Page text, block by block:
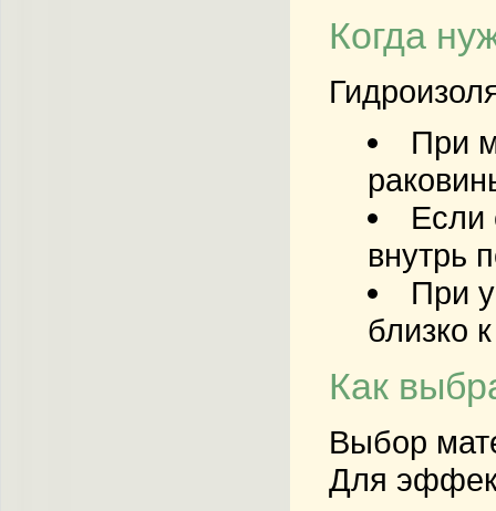
Когда
При
Если
внутрь
При
близко
Как
Выбор
Для